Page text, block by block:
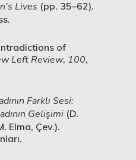
Lives (pp. 35–62).
of
Left Review, 100,
Farklı Sesi:
Gelişimi (D.
Elma, Çev.).